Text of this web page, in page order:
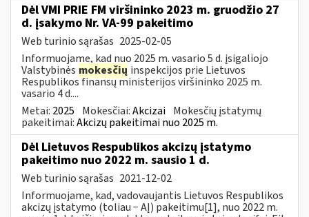
Dėl VMI PRIE FM viršininko 2023 m. gruodžio 27
d. įsakymo Nr. VA-99 pakeitimo
Web turinio sąrašas 2025-02-05
Informuojame, kad nuo 2025 m. vasario 5 d. įsigaliojo
Valstybinės mokesčių inspekcijos prie Lietuvos
Respublikos finansų ministerijos viršininko 2025 m.
vasario 4 d....
Metai: 2025 Mokesčiai:Akcizai Mokesčių įstatymų
pakeitimai:Akcizų pakeitimai nuo 2025 m.
Dėl Lietuvos Respublikos akcizų įstatymo
pakeitimo nuo 2022 m. sausio 1 d.
Web turinio sąrašas 2021-12-02
Informuojame, kad, vadovaujantis Lietuvos Respublikos
akcizų įstatymo (toliau − AĮ) pakeitimu[1], nuo 2022 m.